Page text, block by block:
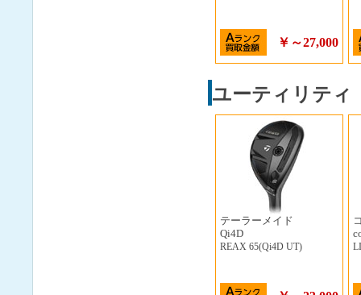
￥～27,000
ユーティリティ
テーラーメイド
Qi4D
REAX 65(Qi4D UT)